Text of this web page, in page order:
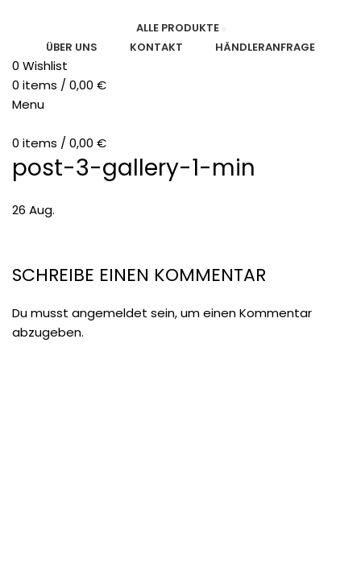
ALLE PRODUKTE
ÜBER UNS
KONTAKT HÄNDLERANFRAGE
0 Wishlist
0 items / 0,00 €
Menu
0 items / 0,00 €
post-3-gallery-1-min
26 Aug.
SCHREIBE EINEN KOMMENTAR
Du musst angemeldet sein, um einen Kommentar
abzugeben.